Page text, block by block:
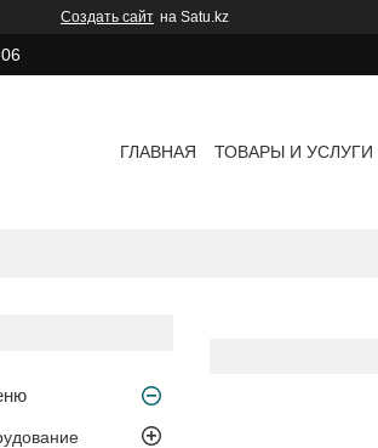
Создать сайт на Satu.kz
ГЛАВНАЯ ТОВАРЫ И УСЛУГИ